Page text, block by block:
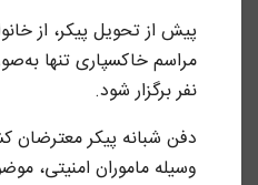
پیش از تحویل پیکر، از
مراسم خاکسپاری تنها
نفر برگزار شود.
دفن شبانه پیکر معترضان
وسیله ماموران امنیتی،